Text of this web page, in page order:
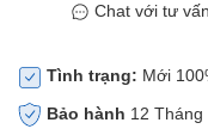
Chat với tư vấn
Tình trạng: Mới
Bảo hành 12 Tháng